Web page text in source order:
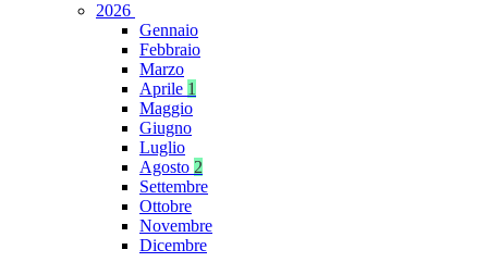
2026
Gennaio
Febbraio
Marzo
Aprile 1
Maggio
Giugno
Luglio
Agosto 2
Settembre
Ottobre
Novembre
Dicembre